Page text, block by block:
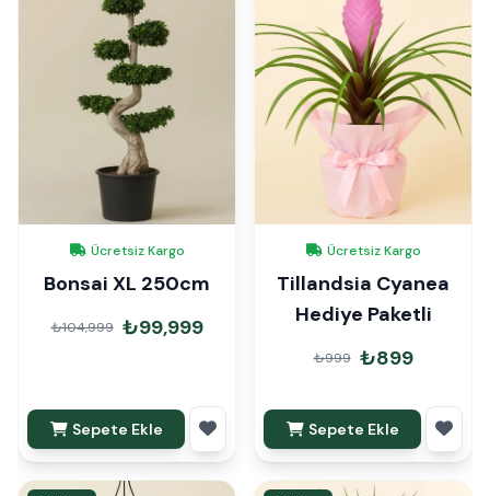
Ücretsiz Kargo
Bonsai XL 250cm
₺104,999 ₺99,999
Sepete Ekle
Ücretsiz Kargo
Tillandsia Cyanea
Hediye Paketli
₺999 ₺899
Sepete Ekle